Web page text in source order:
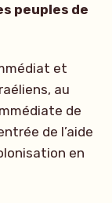
peuples de
et
au
de
de l’aide
en